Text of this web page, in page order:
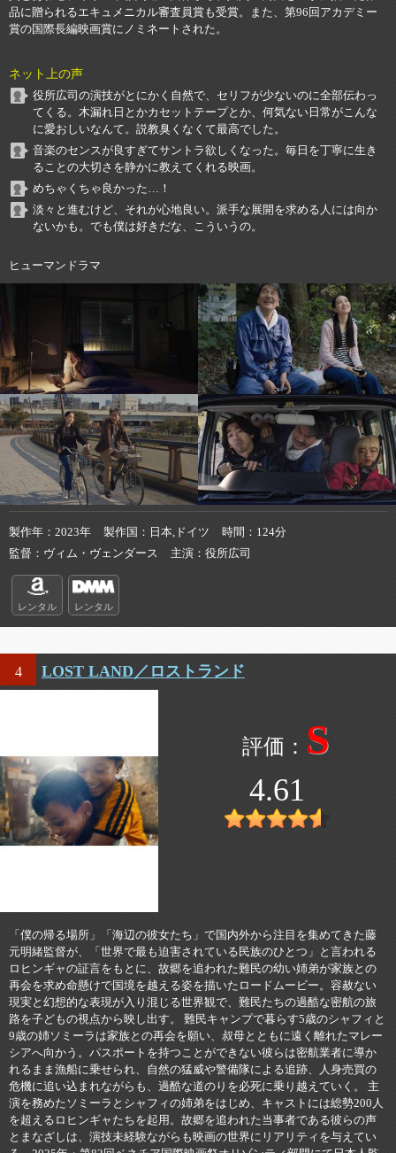
品に贈られるエキュメニカル審査員賞も受賞。また、第96回アカデミー
賞の国際長編映画賞にノミネートされた。
ネット上の声
役所広司の演技がとにかく自然で、セリフが少ないのに全部伝わっ
てくる。木漏れ日とかカセットテープとか、何気ない日常がこんな
に愛おしいなんて。説教臭くなくて最高でした。
音楽のセンスが良すぎてサントラ欲しくなった。毎日を丁寧に生き
ることの大切さを静かに教えてくれる映画。
めちゃくちゃ良かった…！
淡々と進むけど、それが心地良い。派手な展開を求める人には向か
ないかも。でも僕は好きだな、こういうの。
ヒューマンドラマ
製作年 2023年 製作国 日本,ドイツ 時間
124分
監督
ヴィム・ヴェンダース 主演 役所広司
レンタル レンタル
4 LOST LAND／ロストランド
S
4.61
「僕の帰る場所」「海辺の彼女たち」で国内外から注目を集めてきた藤
元明緒監督が、「世界で最も迫害されている民族のひとつ」と言われる
ロヒンギャの証言をもとに、故郷を追われた難民の幼い姉弟が家族との
再会を求め命懸けで国境を越える姿を描いたロードムービー。容赦ない
現実と幻想的な表現が入り混じる世界観で、難民たちの過酷な密航の旅
路を子どもの視点から映し出す。 難民キャンプで暮らす5歳のシャフィと
9歳の姉ソミーラは家族との再会を願い、叔母とともに遠く離れたマレー
シアへ向かう。パスポートを持つことができない彼らは密航業者に導か
れるまま漁船に乗せられ、自然の猛威や警備隊による追跡、人身売買の
危機に追い込まれながらも、過酷な道のりを必死に乗り越えていく。 主
演を務めたソミーラとシャフィの姉弟をはじめ、キャストには総勢200人
を超えるロヒンギャたちを起用。故郷を追われた当事者である彼らの声
とまなざしは、演技未経験ながらも映画の世界にリアリティを与えてい